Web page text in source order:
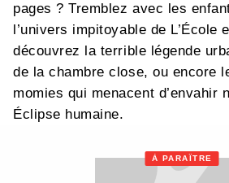
pages ? Tremblez avec les
l’univers impitoyable de L’École
découvrez la terrible légende
de la chambre close, ou encore
momies qui menacent d’envahir
Éclipse humaine.
À PARAÎTRE